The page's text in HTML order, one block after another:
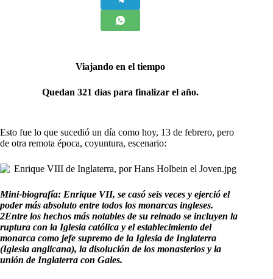
Viajando en el tiempo
Quedan 321 días para finalizar el año.
Esto fue lo que sucedió un día como hoy, 13 de febrero, pero
de otra remota época, coyuntura, escenario:
Mini-biografía: Enrique VII, se casó seis veces y ejerció el
poder más absoluto entre todos los monarcas ingleses.
2Entre los hechos más notables de su reinado se incluyen la
ruptura con la Iglesia católica y el establecimiento del
monarca como jefe supremo de la Iglesia de Inglaterra
(Iglesia anglicana), la disolución de los monasterios y la
unión de Inglaterra con Gales.